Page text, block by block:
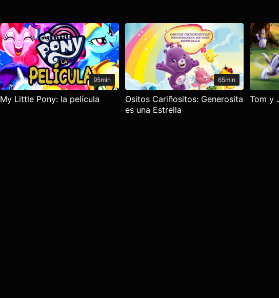
95min
My Little Pony: la película
65min
Ositos Cariñositos: Generosita
es una Estrella
Tom y